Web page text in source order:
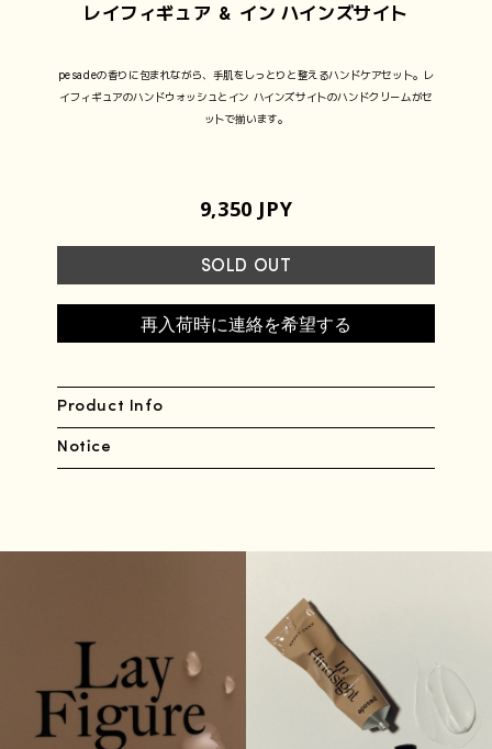
レイフィギュア ＆ イン ハインズサイト
pesadeの香りに包まれながら、手肌をしっとりと整えるハンドケアセット。レ
イフィギュアのハンドウォッシュとイン ハインズサイトのハンドクリームがセ
ットで揃います。
9,350 JPY
SOLD OUT
再入荷時に連絡を希望する
Product Info
Notice